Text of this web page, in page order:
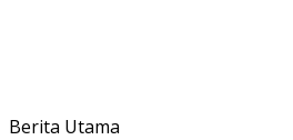
Berita Utama